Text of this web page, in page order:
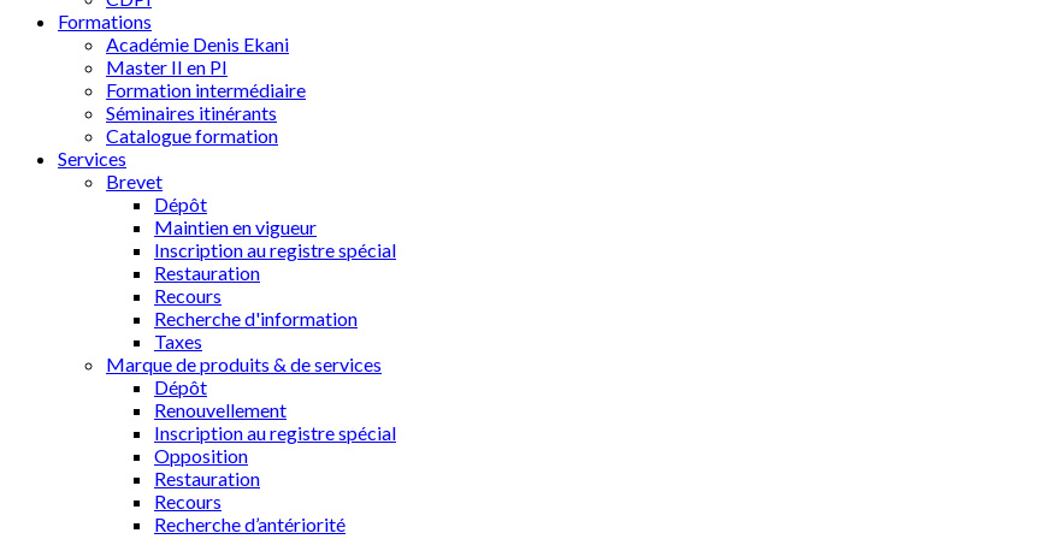
Formations
Académie Denis Ekani
Master II en PI
Formation intermédiaire
Séminaires itinérants
Catalogue formation
Services
Brevet
Dépôt
Maintien en vigueur
Inscription au registre spécial
Restauration
Recours
Recherche d'information
Taxes
Marque de produits & de services
Dépôt
Renouvellement
Inscription au registre spécial
Opposition
Restauration
Recours
Recherche d’antériorité